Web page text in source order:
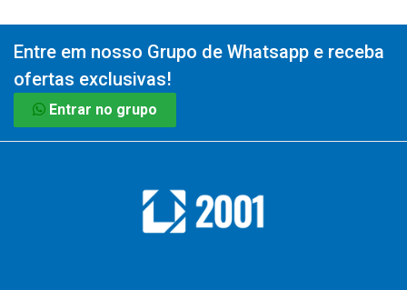
Entre em nosso Grupo de Whatsapp e receba
ofertas exclusivas!
Entrar no grupo